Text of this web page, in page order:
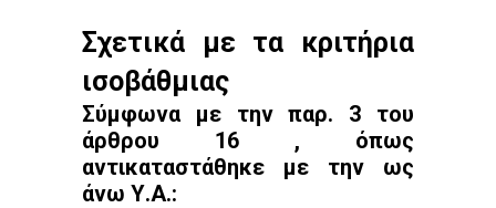
Σχετικά με τα κριτήρια
ισοβάθμιας
Σύμφωνα με την παρ. 3 του
άρθρου 16 , όπως
αντικαταστάθηκε με την ως
άνω Υ.Α.: